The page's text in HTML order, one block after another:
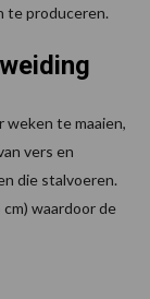
te produceren.
weken te maaien,
vers en
die stalvoeren.
waardoor de